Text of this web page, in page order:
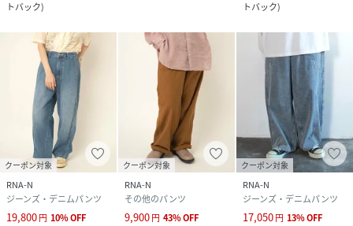
トバック)
トバック)
クーポン対象
RNA-N
ジーンズ・デニムパンツ
19,800円 10%OFF
クーポン対象
RNA-N
その他のパンツ
9,900円 43%OFF
クーポン対象
RNA-N
ジーンズ・デニムパンツ
17,050円 13%OFF